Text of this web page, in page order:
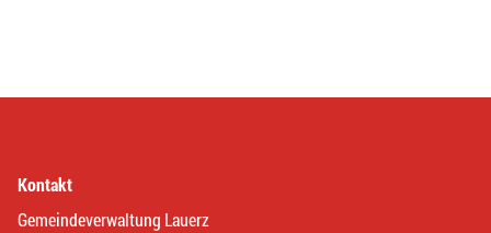
Kontakt
Gemeindeverwaltung Lauerz